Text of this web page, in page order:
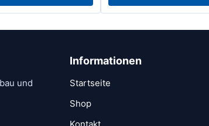
und
Informationen
Startseite
Shop